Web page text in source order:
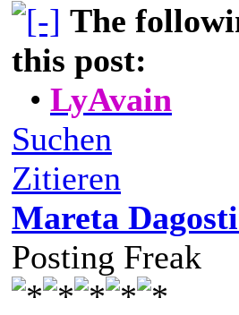
The
this post:
• LyAvain
Suchen
Zitieren
Mareta
Posting Freak